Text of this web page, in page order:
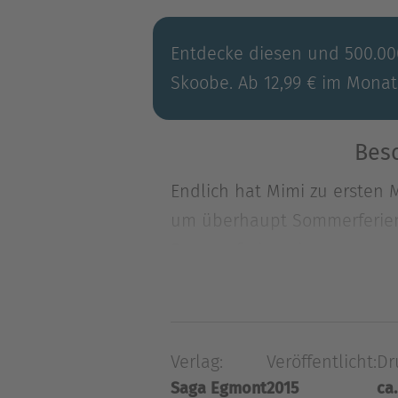
Entdecke diesen und
Skoobe. Ab 12,99 € im
Endlich hat Mimi zu ersten
um überhaupt
Endlich hat Mimi zu ersten
ganzen Tag Eis essen.
Verlag:
Saga Egmont
Veröffentlicht:
2015